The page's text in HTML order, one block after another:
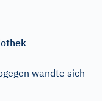
wandte sich